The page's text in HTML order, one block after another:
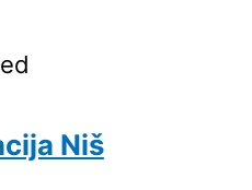
Niš